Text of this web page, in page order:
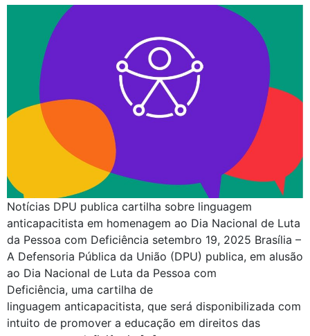
Notícias DPU publica cartilha sobre linguagem
anticapacitista em homenagem ao Dia Nacional de Luta
da Pessoa com Deficiência setembro 19, 2025 Brasília –
A Defensoria Pública da União (DPU) publica, em alusão
ao Dia Nacional de Luta da Pessoa com
Deficiência, uma cartilha de
linguagem anticapacitista, que será disponibilizada com
intuito de promover a educação em direitos das